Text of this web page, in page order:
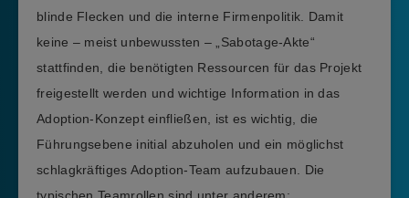
blinde Flecken und die interne Firmenpolitik. Damit
keine – meist unbewussten – „Sabotage-Akte“
stattfinden, die benötigten Ressourcen für das Projekt
freigestellt werden und wichtige Information in das
Adoption-Konzept einfließen, ist es wichtig, die
Führungsebene initial abzuholen und ein möglichst
schlagkräftiges Adoption-Team aufzubauen. Die